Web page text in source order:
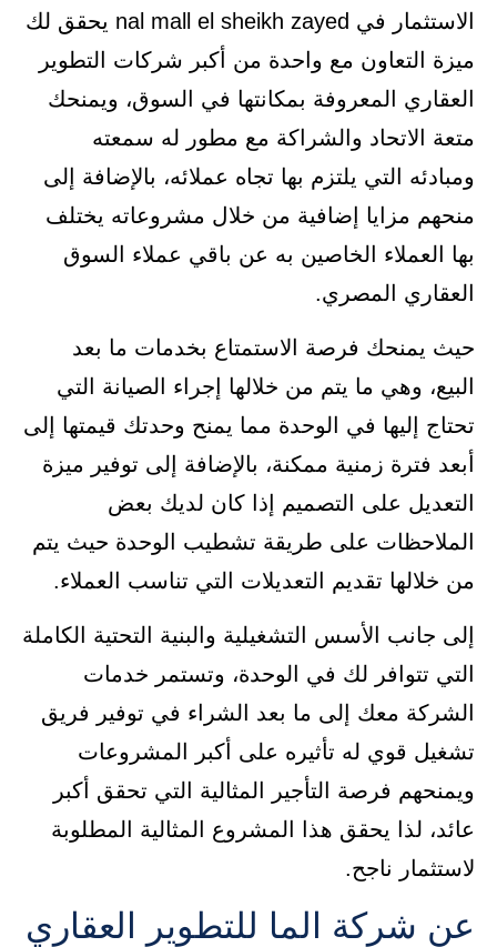
الاستثمار في nal mall el sheikh zayed يحقق لك
ميزة التعاون مع واحدة من أكبر شركات التطوير
العقاري المعروفة بمكانتها في السوق، ويمنحك
متعة الاتحاد والشراكة مع مطور له سمعته
ومبادئه التي يلتزم بها تجاه عملائه، بالإضافة إلى
منحهم مزايا إضافية من خلال مشروعاته يختلف
بها العملاء الخاصين به عن باقي عملاء السوق
العقاري المصري.
حيث يمنحك فرصة الاستمتاع بخدمات ما بعد
البيع، وهي ما يتم من خلالها إجراء الصيانة التي
تحتاج إليها في الوحدة مما يمنح وحدتك قيمتها إلى
أبعد فترة زمنية ممكنة، بالإضافة إلى توفير ميزة
التعديل على التصميم إذا كان لديك بعض
الملاحظات على طريقة تشطيب الوحدة حيث يتم
من خلالها تقديم التعديلات التي تناسب العملاء.
إلى جانب الأسس التشغيلية والبنية التحتية الكاملة
التي تتوافر لك في الوحدة، وتستمر خدمات
الشركة معك إلى ما بعد الشراء في توفير فريق
تشغيل قوي له تأثيره على أكبر المشروعات
ويمنحهم فرصة التأجير المثالية التي تحقق أكبر
عائد، لذا يحقق هذا المشروع المثالية المطلوبة
لاستثمار ناجح.
عن شركة الما للتطوير العقاري